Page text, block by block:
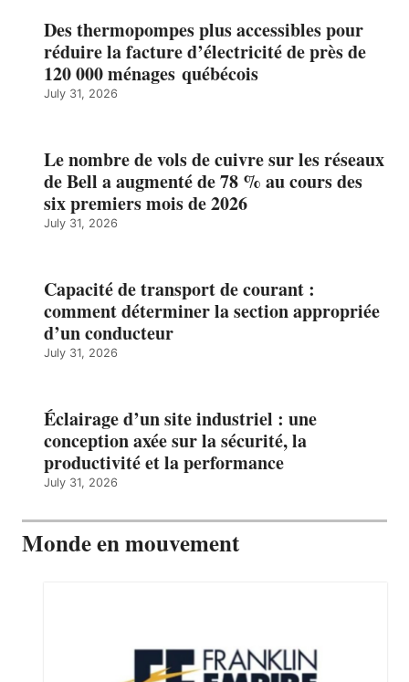
Des thermopompes plus accessibles pour
réduire la facture d’électricité de près de
120 000 ménages québécois
July 31, 2026
Le nombre de vols de cuivre sur les réseaux
de Bell a augmenté de 78 % au cours des
six premiers mois de 2026
July 31, 2026
Capacité de transport de courant :
comment déterminer la section appropriée
d’un conducteur
July 31, 2026
Éclairage d’un site industriel : une
conception axée sur la sécurité, la
productivité et la performance
July 31, 2026
Monde en mouvement